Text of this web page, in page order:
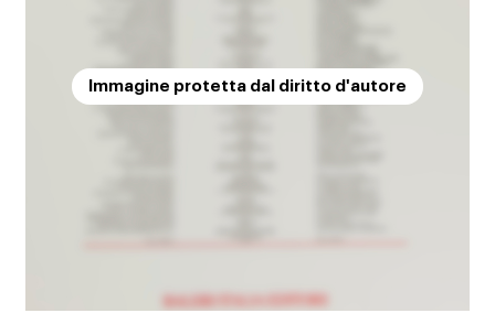
Immagine protetta dal diritto d'autore